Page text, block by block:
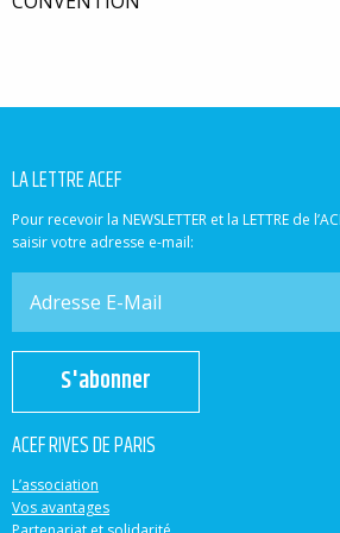
LA LETTRE ACEF
Pour recevoir la NEWSLETTER et la LETTRE de
saisir votre adresse e-mail:
S'abonner
ACEF RIVES DE PARIS
L’association
Vos avantages